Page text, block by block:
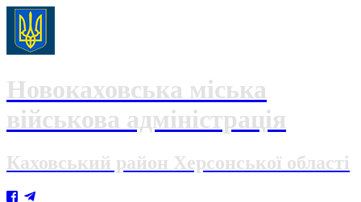
Новокаховська міська
військова адміністрація
Каховський район Херсонської області